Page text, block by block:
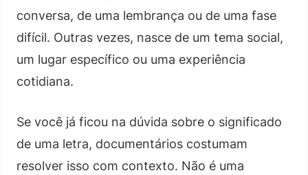
conversa, de uma lembrança ou de uma fase
difícil. Outras vezes, nasce de um tema social,
um lugar específico ou uma experiência
cotidiana.
Se você já ficou na dúvida sobre o significado
de uma letra, documentários costumam
resolver isso com contexto. Não é uma